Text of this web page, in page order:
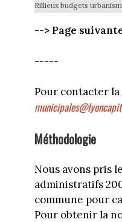
Rillieux budgets
--> Page
-----
Pour contacter
Méthodologie
Nous avons pris
administratifs
commune pour
Pour obtenir la